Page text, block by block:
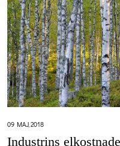
09 MAJ, 2018
Industrins